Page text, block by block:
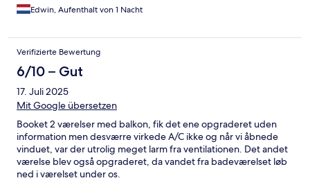
Edwin, Aufenthalt von 1 Nacht
Verifizierte Bewertung
6/10 – Gut
17. Juli 2025
Mit Google übersetzen
Booket 2 værelser med balkon, fik det ene opgraderet uden
information men desværre virkede A/C ikke og når vi åbnede
vinduet, var der utrolig meget larm fra ventilationen. Det andet
værelse blev også opgraderet, da vandet fra badeværelset løb
ned i værelset under os.